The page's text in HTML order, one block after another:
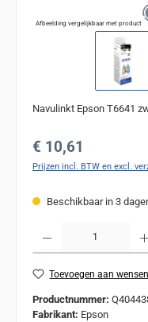
Afbeelding vergelijkbaar met product
Navulinkt Epson T6641
Normale prijs:
€ 10,61
Prijzen incl. BTW en excl.
Beschikbaar in 3
Toevoegen aan
Productnummer:
Fabrikant: Epson